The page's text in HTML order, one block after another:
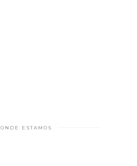
ONDE ESTAMOS